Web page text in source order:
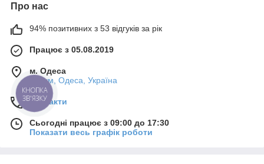
Про нас
94% позитивних з 53 відгуків за рік
Працює з 05.08.2019
м. Одеса
7-й км, Одеса, Україна
Контакти
Сьогодні працює з 09:00 до 17:30
Показати весь графік роботи
КНОПКА
ЗВ'ЯЗКУ